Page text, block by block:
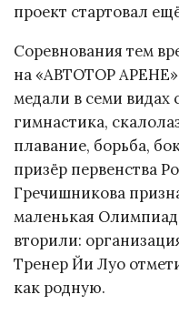
проект стартовал
Соревнования тем
на «АВТОТОР
медали в семи видах
гимнастика,
плавание, борьба,
призёр первенства
Гречишникова
маленькая
вторили:
Тренер Йи Луо
как родную.